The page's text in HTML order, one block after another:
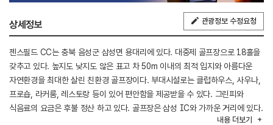
상세정보 관광정보 수정요청
젠스필드 CC는 충북 음성군 삼성면 용대리에 있다. 대중제 골프장으로 18홀을
갖추고 있다. 높지도 낮지도 않은 표고 차 50m 이내의 최적 입지와 아름다운
자연환경을 최대한 살린 친환경 골프장이다. 부대시설로는 클럽하우스, 사우나,
프로숍, 라커룸, 레스토랑 등이 있어 편안함을 제공받을 수 있다. 그린피와
식음료의 요금은 후불 정산 하고 있다. 골프장은 삼성 IC와 가까운 거리에 있다.
내용 더보기